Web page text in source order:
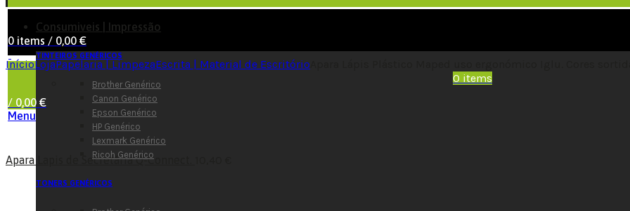
0 items / 0,00 €
0 items
/ 0,00 €
Menu
Consumiveis | Impressão
TINTEIROS GENÉRICOS
Brother Genérico
Canon Genérico
Epson Genérico
HP Genérico
Lexmark Genérico
Ricoh Genérico
TONERS GENÉRICOS
InícioLojaPapelaria | LimpezaEscrita | Material de Escritório
Apara Lapis de Secretária Q-Connect.